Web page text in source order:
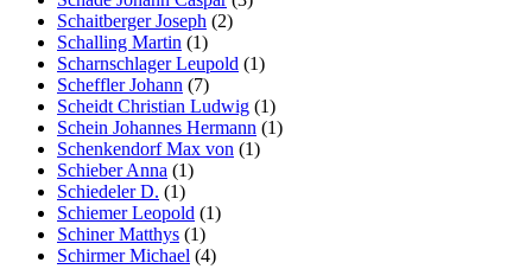
Schaitberger Joseph (2)
Schalling Martin (1)
Scharnschlager Leupold (1)
Scheffler Johann (7)
Scheidt Christian Ludwig (1)
Schein Johannes Hermann (1)
Schenkendorf Max von (1)
Schieber Anna (1)
Schiedeler D. (1)
Schiemer Leopold (1)
Schiner Matthys (1)
Schirmer Michael (4)